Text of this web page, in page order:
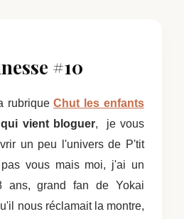
#10
rubriqueChut les enfants
qui vient bloguer, je vous
un peu l'univers de P'tit
vous mais moi, j'ai un
ans, grand fan de Yokai
nous réclamait la montre,